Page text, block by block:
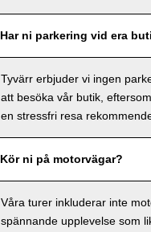
Har ni parkering vid era
Tyvärr erbjuder vi ingen
att besöka vår butik,
en stressfri resa
Kör ni på motorvägar?
Våra turer inkluderar inte
spännande upplevelse som